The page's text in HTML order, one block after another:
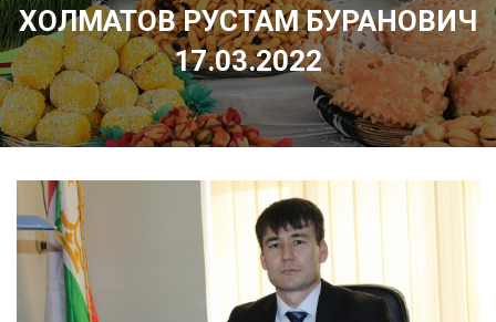
A
T
I
O
ХОЛМАТОВ РУСТАМ БУРАНОВИЧ
17.03.2022